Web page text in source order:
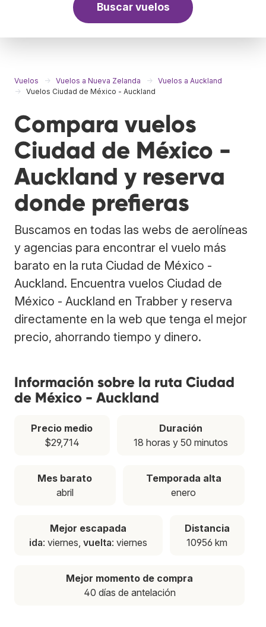
Buscar vuelos
Vuelos Vuelos a Nueva Zelanda
Vuelos a Auckland
Vuelos Ciudad de México - Auckland
Compara vuelos
Ciudad de México -
Auckland y reserva
donde prefieras
Buscamos en todas las webs de aerolíneas
y agencias para encontrar el vuelo más
barato en la ruta Ciudad de México -
Auckland. Encuentra vuelos Ciudad de
México - Auckland en Trabber y reserva
directamente en la web que tenga el mejor
precio, ahorrando tiempo y dinero.
Información sobre la ruta Ciudad
de México - Auckland
Precio medio
$29,714
Duración
18 horas y 50 minutos
Mes barato
abril
Temporada alta
enero
Mejor escapada
ida: viernes,vuelta: viernes
Distancia
10956 km
Mejor momento de compra
40 días de antelación